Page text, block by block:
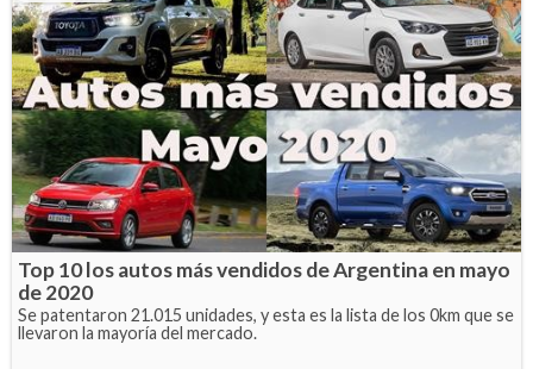
Top 10 los autos más vendidos de Argentina en mayo
de 2020
Se patentaron 21.015 unidades, y esta es la lista de los 0km que se
llevaron la mayoría del mercado.